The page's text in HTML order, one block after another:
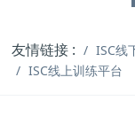
友情链接 : ISC线
ISC线上训练平台